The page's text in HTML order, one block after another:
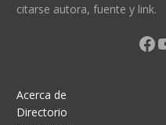
citarse autora, fuente y link.
Acerca de
Directorio